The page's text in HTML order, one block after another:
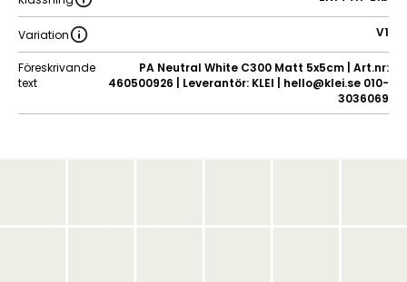
Variation V1
Föreskrivande
text
PA Neutral White C300 Matt 5x5cm | Art.nr:
460500926 | Leverantör: KLEI | hello@klei.se 010-
3036069